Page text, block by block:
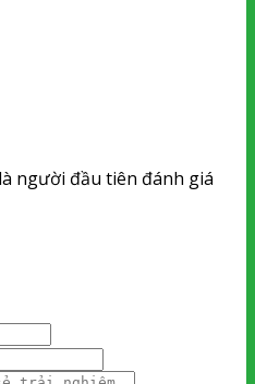
người đầu tiên đánh giá